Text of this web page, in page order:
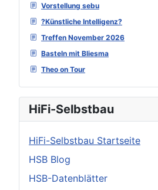
Vorstellung sebu
?Künstliche Intelligenz?
Treffen November 2026
Basteln mit Bliesma
Theo on Tour
HiFi-Selbstbau
HiFi-Selbstbau Startseite
HSB Blog
HSB-Datenblätter